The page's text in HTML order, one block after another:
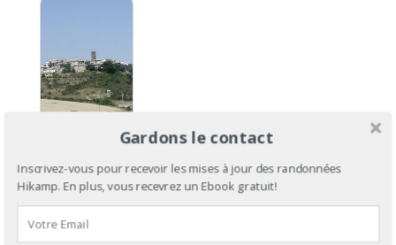
Aragonés
: du Col
du
Puente-la-
Gardons le contact
Inscrivez-vous pour recevoir les mises à jour des randonnées
Hikamp. En plus, vous recevrez un Ebook gratuit!